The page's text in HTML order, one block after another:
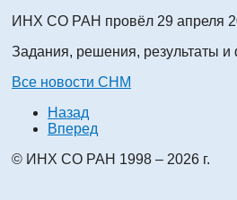
ИНХ СО РАН провёл 29 апреля
Задания, решения, результаты
Все новости СНМ
Назад
Вперед
© ИНХ СО РАН 1998 – 2026 г.